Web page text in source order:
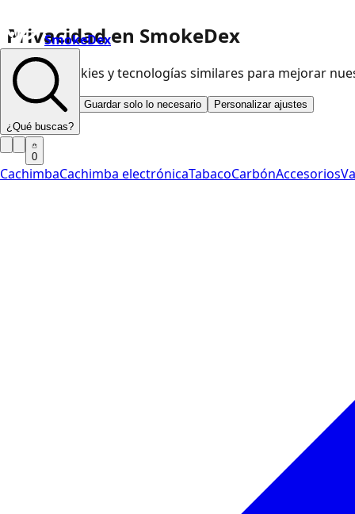
Privacidad en SmokeDex
Usamos cookies y tecnologías similares para mejorar
Aceptar todo Guardar solo lo necesario Personalizar ajustes
SmokeDex
¿Qué buscas?
0
CachimbaCachimba electrónicaTabacoCarbónAccesorios